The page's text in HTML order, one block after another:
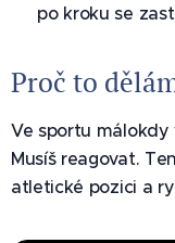
✅ po kroku se
Proč to
Ve sportu málokdy
Musíš reagovat.
atletické pozici a